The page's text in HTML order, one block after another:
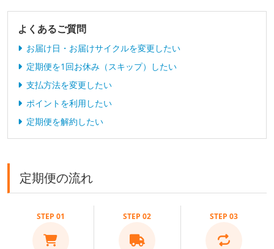
よくあるご質問
お届け日・お届けサイクルを変更したい
定期便を1回お休み（スキップ）したい
支払方法を変更したい
ポイントを利用したい
定期便を解約したい
定期便の流れ
STEP 01 STEP 02 STEP 03